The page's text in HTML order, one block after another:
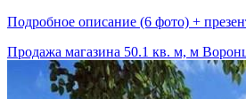
Подробное описание (6 фото) +
Продажа магазина 50.1 кв. м, м